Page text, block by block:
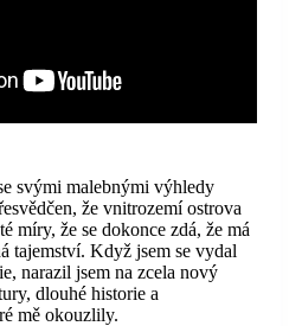
svými malebnými výhledy
že vnitrozemí ostrova
míry, že se dokonce zdá, že má
tajemství. Když jsem se vydal
narazil jsem na zcela nový
dlouhé historie a
mě okouzlily.